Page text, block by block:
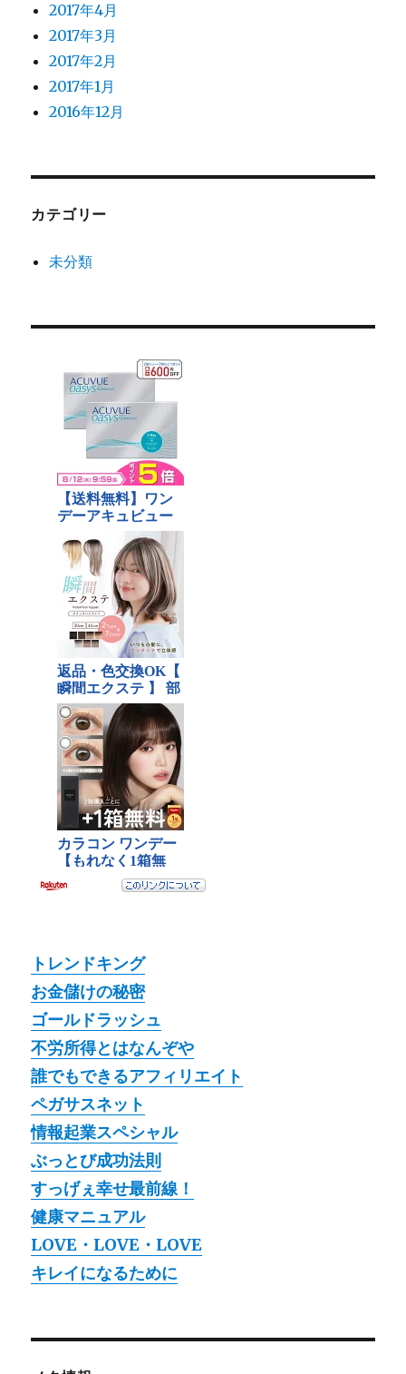
2017年4月
2017年3月
2017年2月
2017年1月
2016年12月
カテゴリー
未分類
トレンドキング
お金儲けの秘密
ゴールドラッシュ
不労所得とはなんぞや
誰でもできるアフィリエイト
ペガサスネット
情報起業スペシャル
ぶっとび成功法則
すっげぇ幸せ最前線！
健康マニュアル
LOVE・LOVE・LOVE
キレイになるために